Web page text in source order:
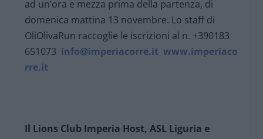
ad un’ora e mezza prima della partenza, di
domenica mattina 13 novembre. Lo staff di
OliOlivaRun raccoglie le iscrizioni al n. +390183
651073 info@imperiacorre.it www.imperiaco
rre.it
Il Lions Club Imperia Host, ASL Liguria e